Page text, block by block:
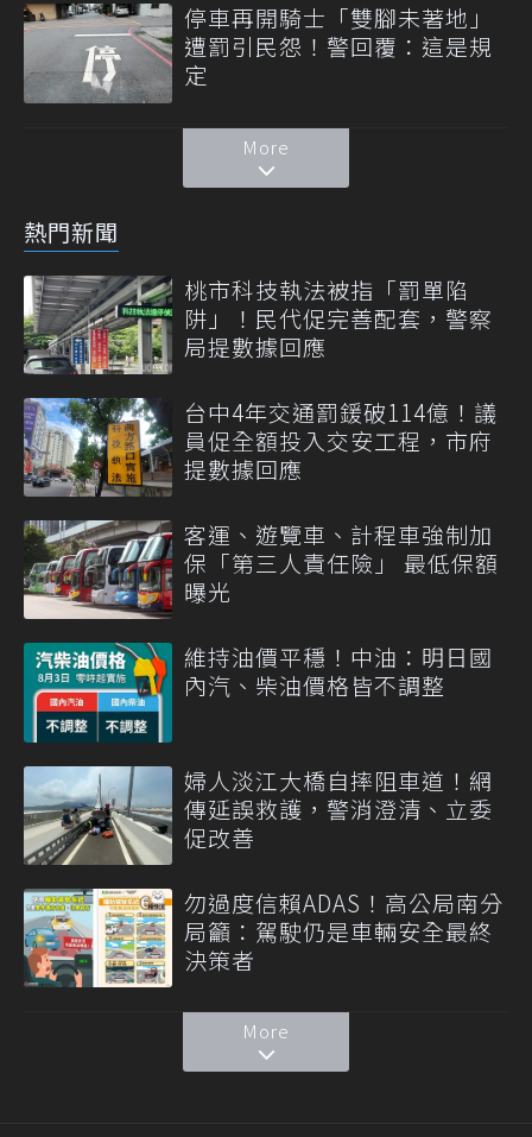
停車再開騎士「雙腳未著地」
遭罰引民怨！警回覆：這是規
定
More
熱門新聞
桃市科技執法被指「罰單陷
阱」！民代促完善配套，警察
局提數據回應
台中4年交通罰鍰破114億！議
員促全額投入交安工程，市府
提數據回應
客運、遊覽車、計程車強制加
保「第三人責任險」 最低保額
曝光
維持油價平穩！中油：明日國
內汽、柴油價格皆不調整
婦人淡江大橋自摔阻車道！網
傳延誤救護，警消澄清、立委
促改善
勿過度信賴ADAS！高公局南分
局籲：駕駛仍是車輛安全最終
決策者
More